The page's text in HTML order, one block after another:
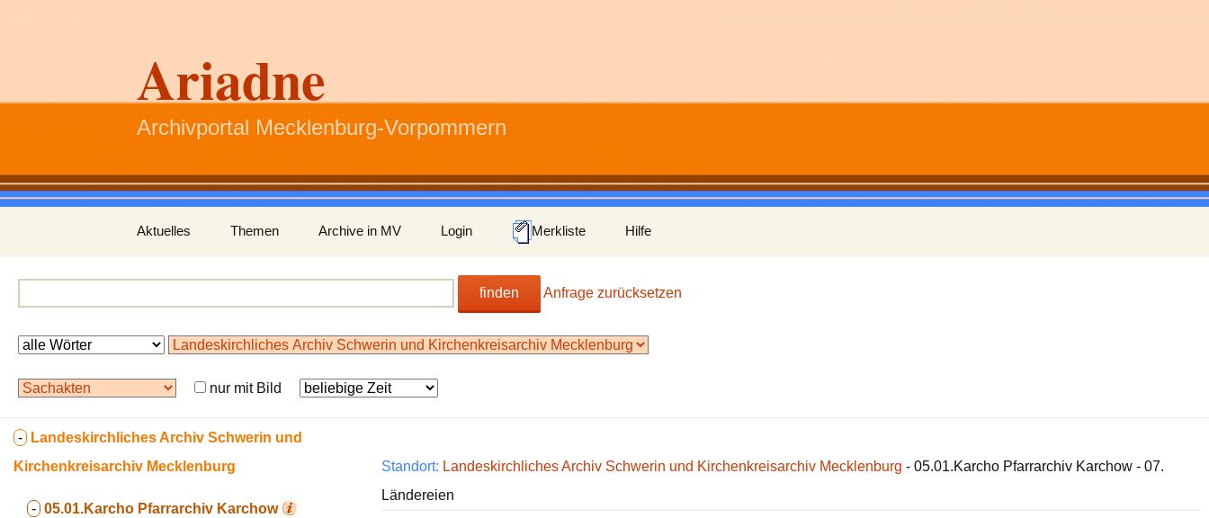
Ariadne
Archivportal Mecklenburg-Vorpommern
Inhalt
springen
Aktuelles Themen Archive in MV Login Merkliste Hilfe
finden Anfrage zurücksetzen
nur mit Bild
- Landeskirchliches Archiv Schwerin und
Kirchenkreisarchiv Mecklenburg
- 05.01.Karcho Pfarrarchiv Karchow
Standort: Landeskirchliches Archiv Schwerin und Kirchenkreisarchiv Mecklenburg - 05.01.Karcho Pfarrarchiv Karchow - 07.
Ländereien